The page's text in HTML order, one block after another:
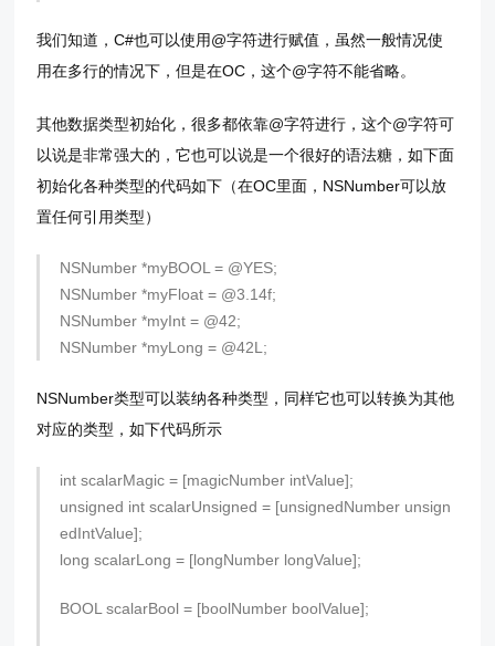
我们知道，C#也可以使用@字符进行赋值，虽然一般情况使
用在多行的情况下，但是在OC，这个@字符不能省略。
其他数据类型初始化，很多都依靠@字符进行，这个@字符可
以说是非常强大的，它也可以说是一个很好的语法糖，如下面
初始化各种类型的代码如下（在OC里面，NSNumber可以放
置任何引用类型）
NSNumber *myBOOL = @YES;
NSNumber *myFloat = @3.14f;
NSNumber *myInt = @42;
NSNumber *myLong = @42L;
NSNumber类型可以装纳各种类型，同样它也可以转换为其他
对应的类型，如下代码所示
int scalarMagic = [magicNumber intValue];
unsigned int scalarUnsigned = [unsignedNumber unsign
edIntValue];
long scalarLong = [longNumber longValue];
BOOL scalarBool = [boolNumber boolValue];